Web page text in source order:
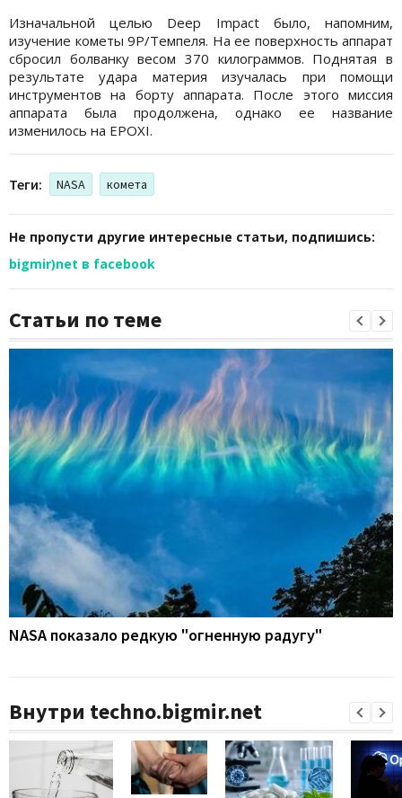
Изначальной целью Deep Impact было, напомним,
изучение кометы 9P/Темпеля. На ее поверхность аппарат
сбросил болванку весом 370 килограммов. Поднятая в
результате удара материя изучалась при помощи
инструментов на борту аппарата. После этого миссия
аппарата была продолжена, однако ее название
изменилось на EPOXI.
Теги: NASA комета
Не пропусти другие интересные статьи, подпишись:
bigmir)net в facebook
Статьи по теме
NASA показало редкую "огненную радугу"
Внутри techno.bigmir.net